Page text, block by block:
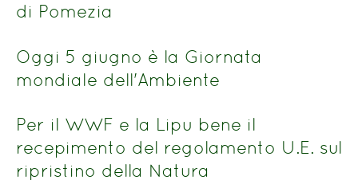
di Pomezia
Oggi 5 giugno è la Giornata
mondiale dell'Ambiente
Per il WWF e la Lipu bene il
recepimento del regolamento U.E. sul
ripristino della Natura